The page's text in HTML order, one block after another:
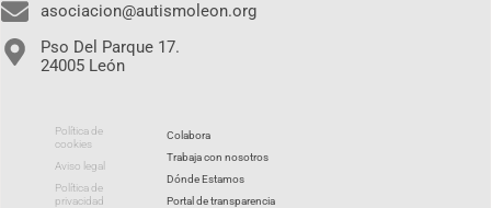
asociacion@autismoleon.org
Pso Del Parque 17.
24005 León
Política de
cookies
Aviso legal
Política de
privacidad
Colabora
Trabaja con nosotros
Dónde Estamos
Portal de transparencia